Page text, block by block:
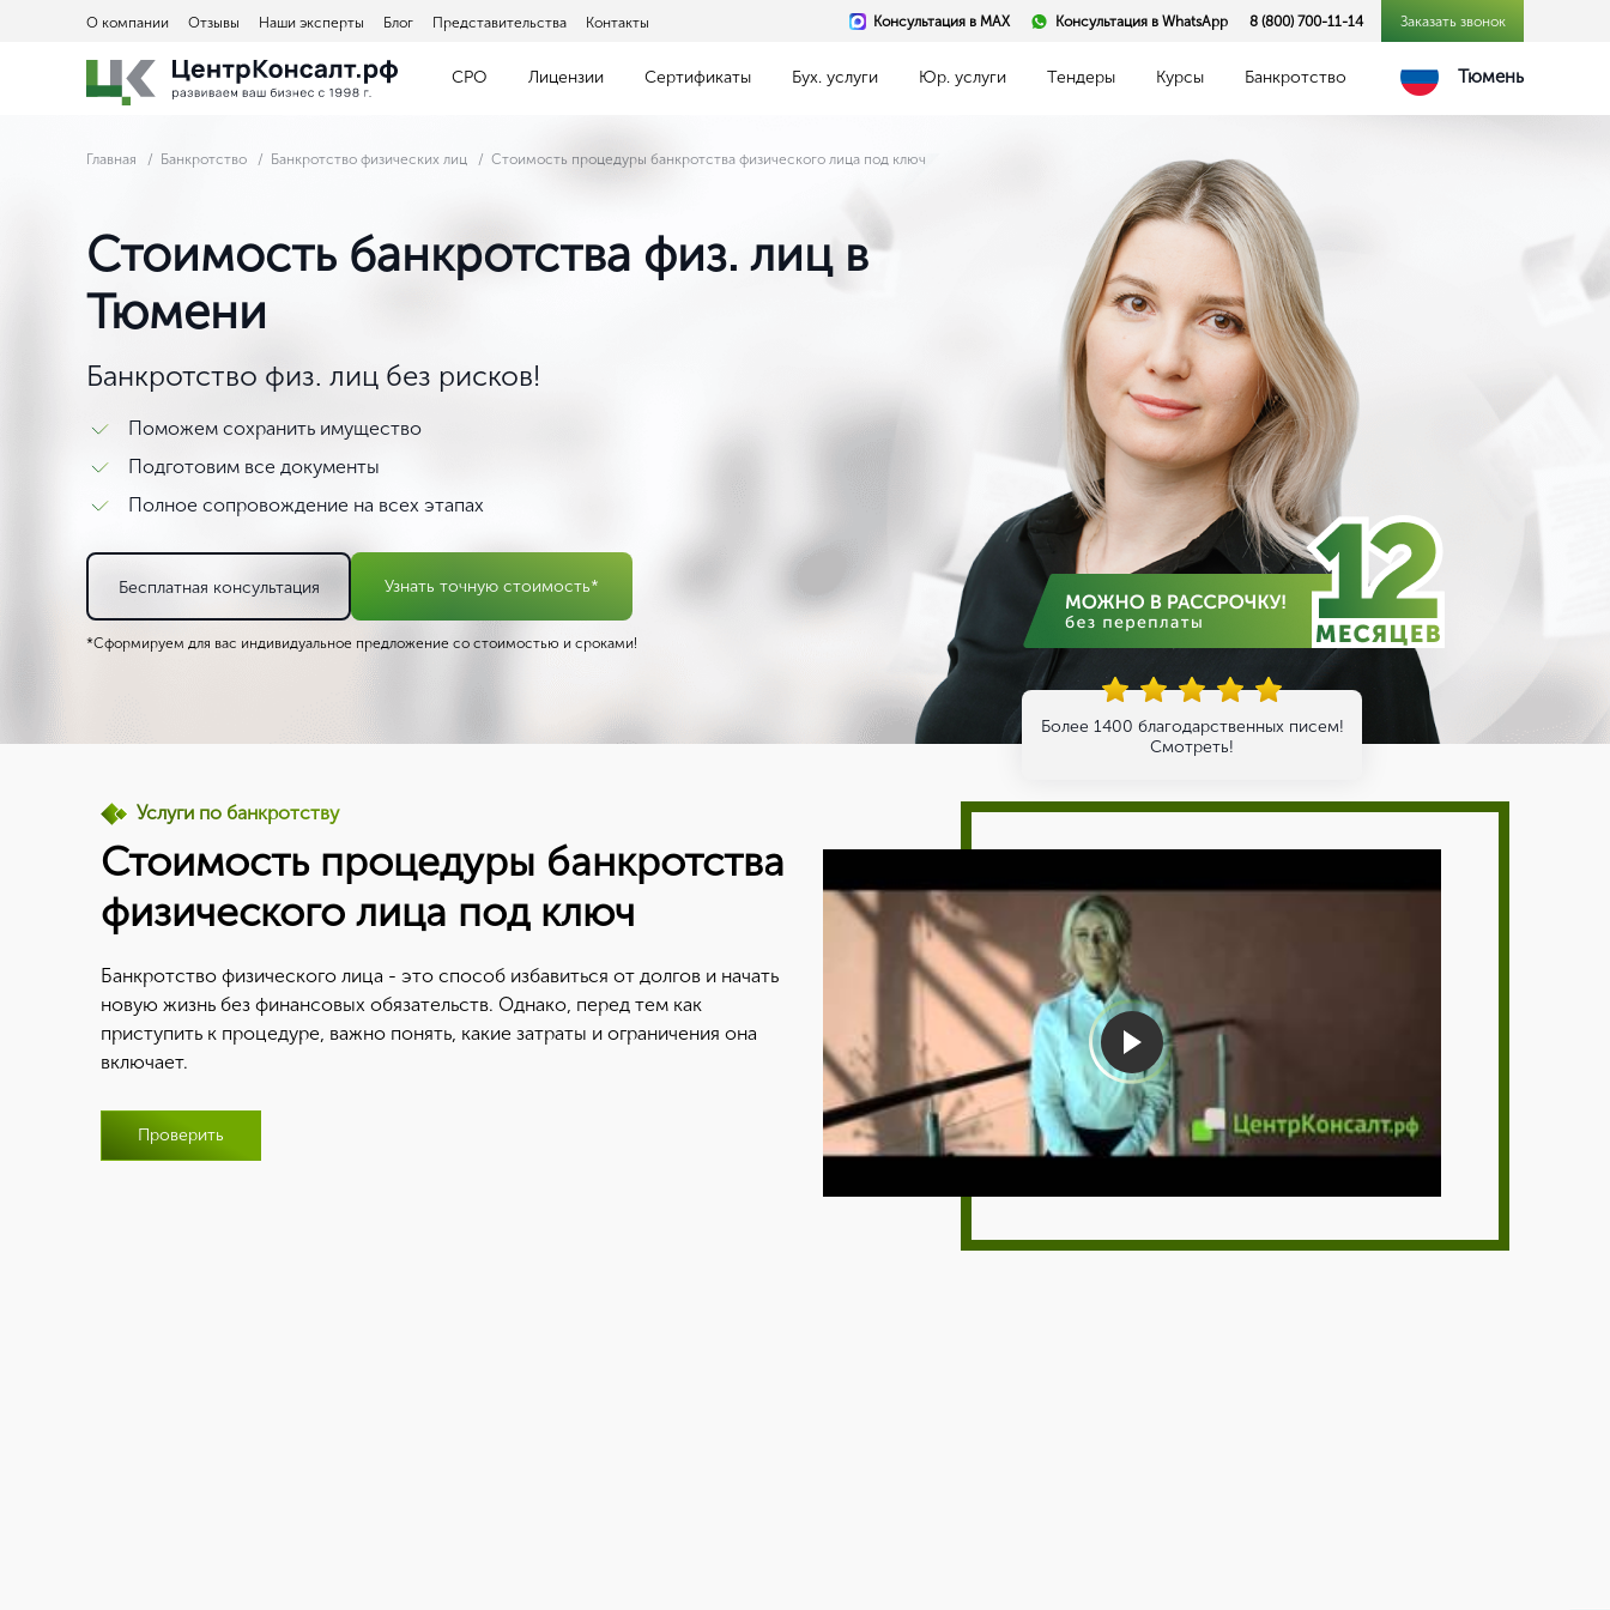
О компании Отзывы Наши эксперты Блог Представительства Контакты Консультация в MAX Консультация в WhatsApp 8 (800) 700-11-14 Заказать звонок
СРО Лицензии Сертификаты Бух. услуги Юр. услуги Тендеры Курсы Банкротство Тюмень
Главная Банкротство Банкротство физических лиц Стоимость процедуры банкротства физического лица под ключ
Стоимость банкротства физ. лиц в
Тюмени
Банкротство физ. лиц без рисков!
Поможем сохранить имущество
Подготовим все документы
Полное сопровождение на всех этапах
Бесплатная консультация Узнать точную стоимость*
*Сформируем для вас индивидуальное предложение со стоимостью и сроками!
Более 1400 благодарственных писем!
Смотреть!
Услуги по банкротству
Стоимость процедуры банкротства
физического лица под ключ
Банкротство физического лица - это способ избавиться от долгов и начать
новую жизнь без финансовых обязательств. Однако, перед тем как
приступить к процедуре, важно понять, какие затраты и ограничения она
включает.
Проверить